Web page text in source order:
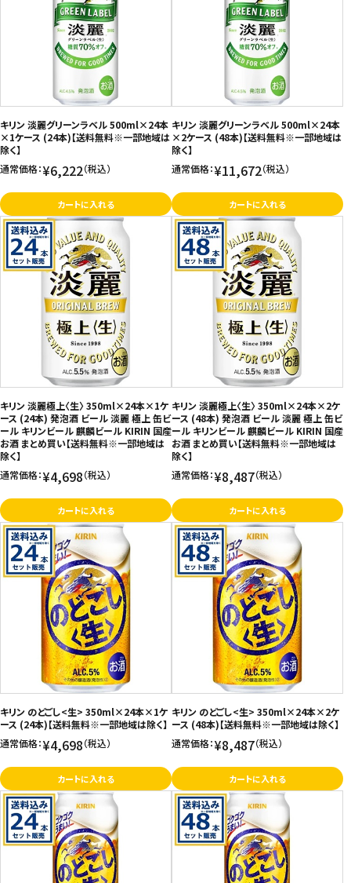
キリン 淡麗グリーンラベル 500ml×24本
×1ケース (24本)【送料無料※一部地域は
除く】
通常価格：¥6,222（税込）
カートに入れる
キリン 淡麗グリーンラベル 500ml×24本
×2ケース (48本)【送料無料※一部地域は
除く】
通常価格：¥11,672（税込）
カートに入れる
キリン 淡麗極上〈生〉 350ml×24本×1ケ
ース (24本) 発泡酒 ビール 淡麗 極上 缶ビ
ール キリンビール 麒麟ビール KIRIN 国産
お酒 まとめ買い【送料無料※一部地域は
除く】
通常価格：¥4,698（税込）
カートに入れる
キリン 淡麗極上〈生〉 350ml×24本×2ケ
ース (48本) 発泡酒 ビール 淡麗 極上 缶ビ
ール キリンビール 麒麟ビール KIRIN 国産
お酒 まとめ買い【送料無料※一部地域は
除く】
通常価格：¥8,487（税込）
カートに入れる
キリン のどごし<生> 350ml×24本×1ケ
ース (24本)【送料無料※一部地域は除く】
通常価格：¥4,698（税込）
カートに入れる
キリン のどごし<生> 350ml×24本×2ケ
ース (48本)【送料無料※一部地域は除く】
通常価格：¥8,487（税込）
カートに入れる